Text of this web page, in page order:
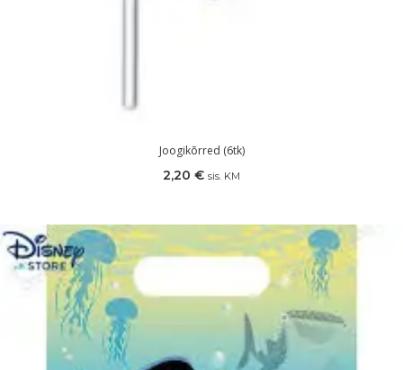
Joogikõrred (6tk)
2,20 € sis. KM